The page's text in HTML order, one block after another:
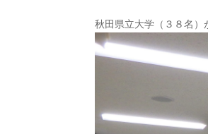
秋田県立大学（３８名